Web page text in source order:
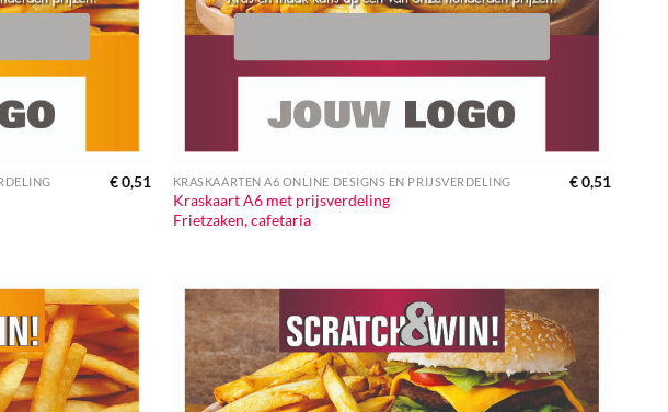
€0,51 KRASKAARTEN A6 ONLINE DESIGNS EN PRIJSVERDELING
Kraskaart A6 met prijsverdeling
Frietzaken, cafetaria
€0,51